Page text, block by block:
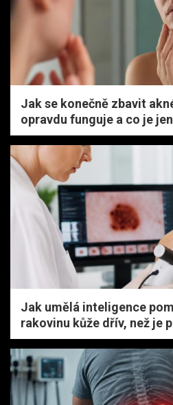
Jak se konečně zbavit
opravdu funguje a co je
Jak umělá inteligence
rakovinu kůže dřív, než je